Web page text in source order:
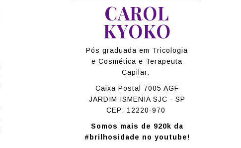
CAROL
KYOKO
Pós graduada em Tricologia
e Cosmética e Terapeuta
Capilar.
Caixa Postal 7005 AGF
JARDIM ISMENIA SJC - SP
CEP: 12220-970
Somos mais de 920k da
#brilhosidade no youtube!